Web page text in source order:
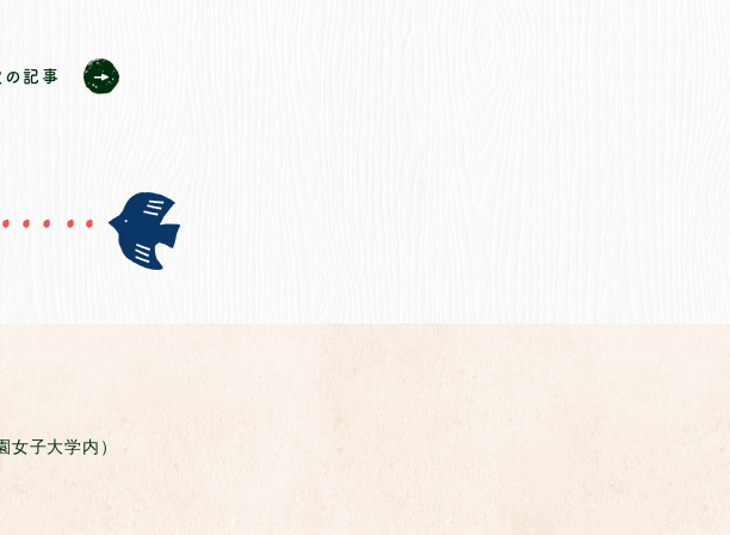
の記事
子大学内）